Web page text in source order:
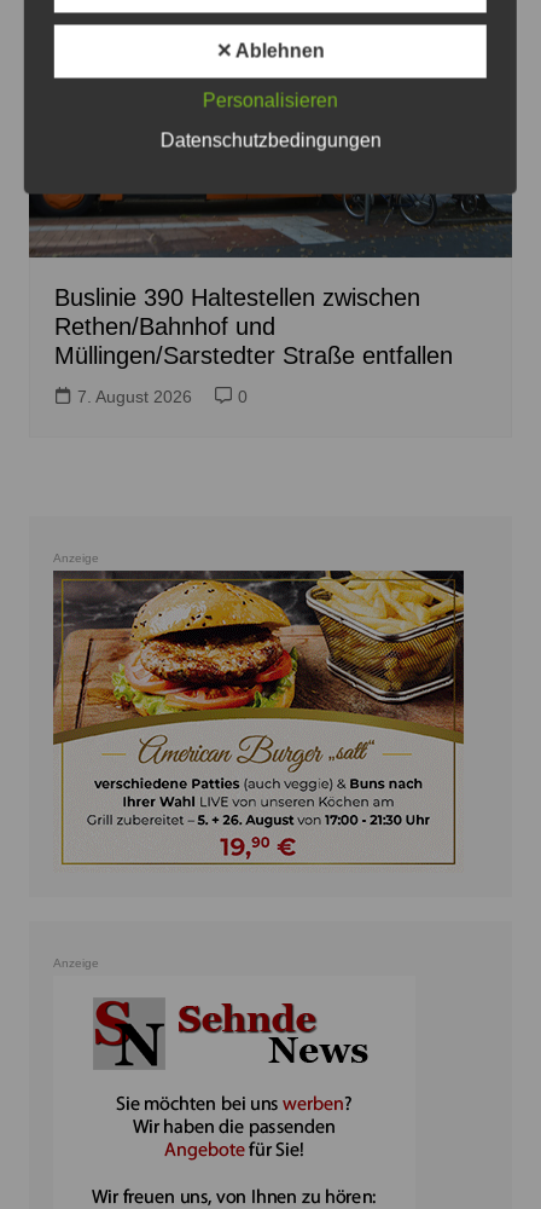
Buslinie 390 Haltestellen zwischen
Rethen/Bahnhof und
Müllingen/Sarstedter Straße entfallen
7. August 2026 0
Anzeige
Anzeige
✕ Ablehnen
Personalisieren
Datenschutzbedingungen